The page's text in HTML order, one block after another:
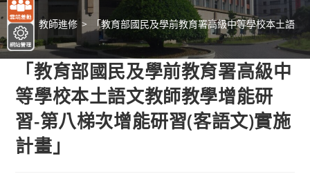
> 教師進修 > 「教育部國民及學前教育署高級中等學校本土語
「教育部國民及學前教育署高級中
等學校本土語文教師教學增能研
習-第八梯次增能研習(客語文)實施
計畫」